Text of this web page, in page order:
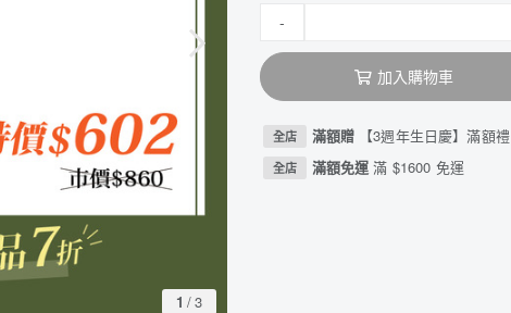
1 /3
-
加入購物車
全店 滿額贈 【3週年生日慶】滿額禮
全店 滿額免運滿 $1600 免運